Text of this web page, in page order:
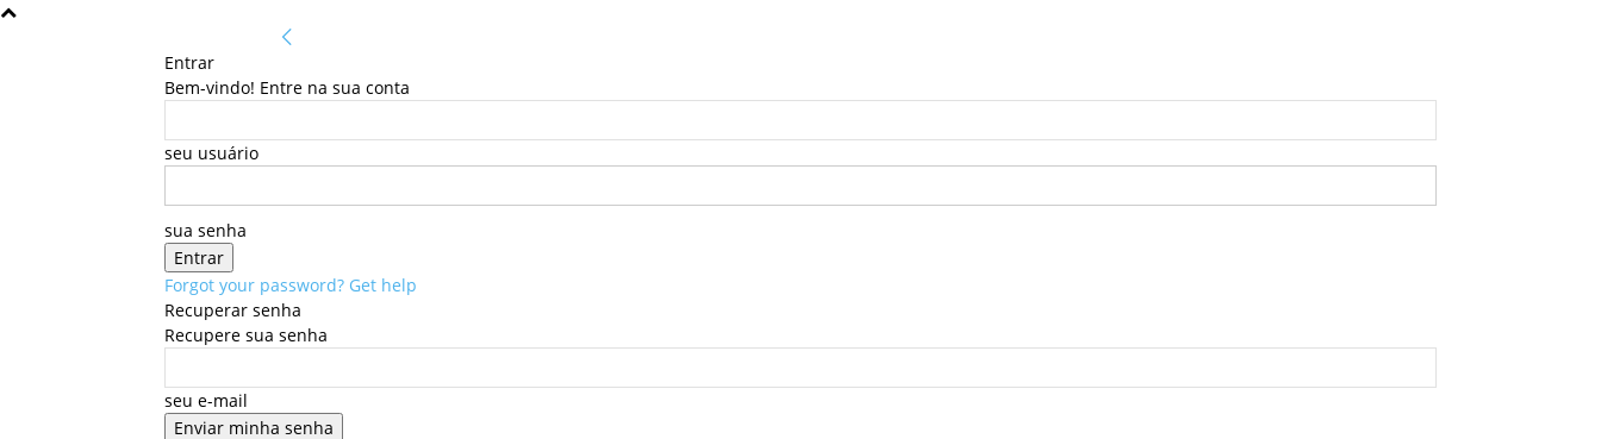
Entrar
Bem-vindo! Entre na sua conta
seu usuário
sua senha
Forgot your password? Get help
Recuperar senha
Recupere sua senha
seu e-mail